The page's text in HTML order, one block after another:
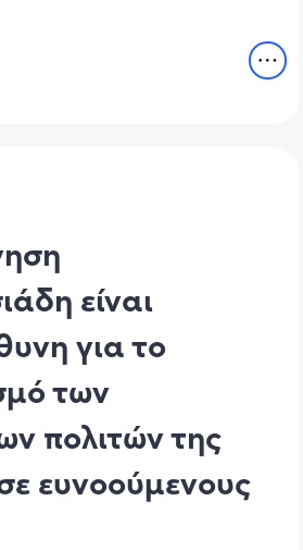
είναι
για το
των
πολιτών της
ευνοούμενους